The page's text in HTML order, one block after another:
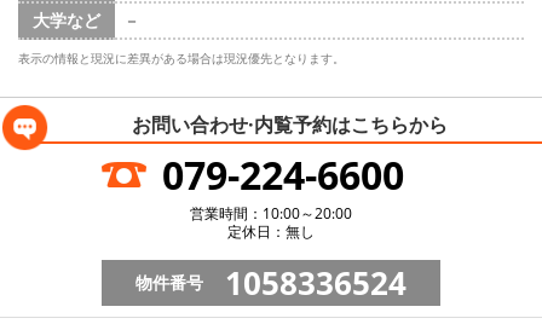
大学など
－
表示の情報と現況に差異がある場合は現況優先となります。
お問い合わせ·内覧予約はこちらから
079-224-6600
営業時間：10:00～20:00
定休日：無し
物件番号 1058336524